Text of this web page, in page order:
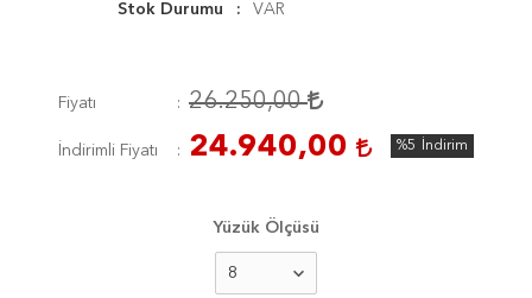
Stok Durumu
VAR
Fiyatı 26.250,00
İndirimli Fiyatı 24.940,00 %5 İndirim
Yüzük Ölçüsü